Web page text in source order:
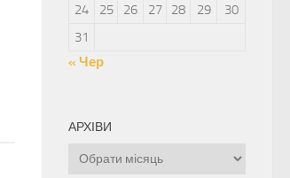
24
25 26 27 28 29
30
31
« Чер
АРХІВИ
Архіви